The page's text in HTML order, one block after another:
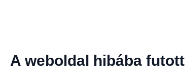
A weboldal hibába futott